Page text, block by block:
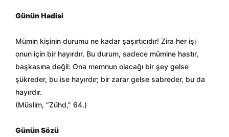
Günün Hadisi
Mümin kişinin durumu ne kadar şaşırtıcıdır! Zira her işi
onun için bir hayırdır. Bu durum, sadece mümine hastır,
başkasına değil: Ona memnun olacağı bir şey gelse
şükreder, bu ise hayırdır; bir zarar gelse sabreder, bu da
hayırdır.
(Müslim, “Zühd,” 64.)
Günün Sözü